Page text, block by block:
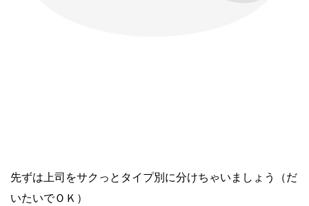
先ずは上司をサクっとタイプ別に分けちゃいましょう（だ
いたいでＯＫ）